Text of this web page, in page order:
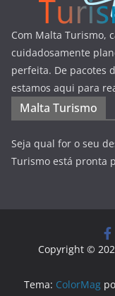
Com Malta Turismo,
cuidadosamente
perfeita. De pacotes
estamos aqui para
Malta Turismo
Seja qual for o seu
Turismo está pronta
Copyright ©
Tema: ColorMag